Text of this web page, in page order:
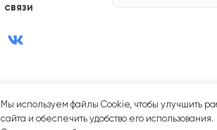
связи
Мы используем файлы Сookie, чтобы улучшить
сайта и обеспечить удобство его использования.